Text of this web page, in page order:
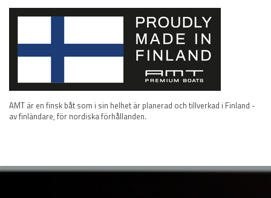
AMT är en finsk båt som i sin helhet är planerad och tillverkad i Finland -
av finländare, för nordiska förhållanden.